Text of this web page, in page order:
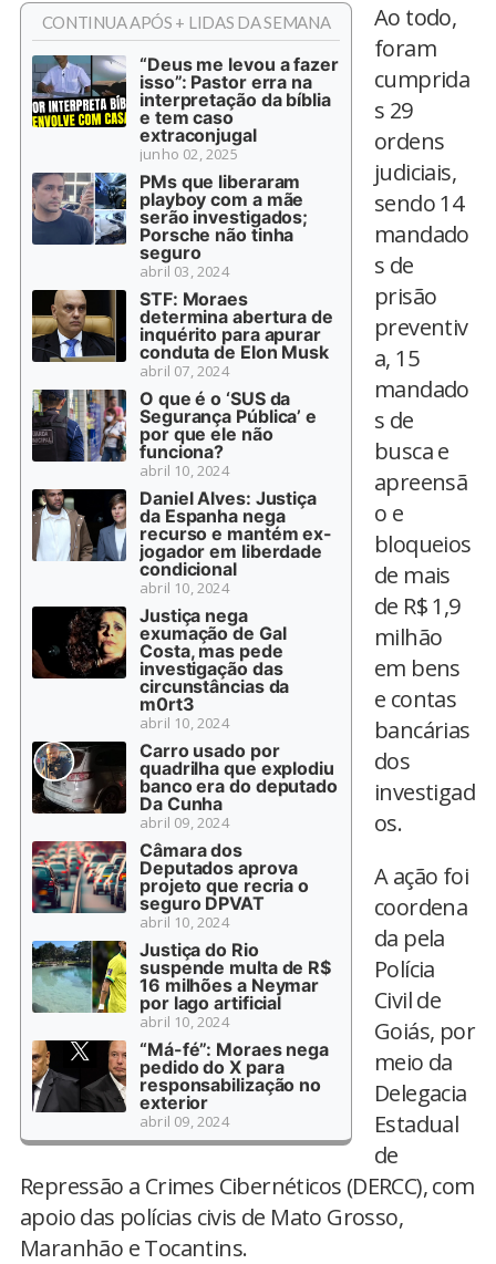
CONTINUA APÓS + LIDAS DA SEMANA
“Deus me levou a fazer
isso”: Pastor erra na
interpretação da bíblia
e tem caso
extraconjugal
junho 02, 2025
PMs que liberaram
playboy com a mãe
serão investigados;
Porsche não tinha
seguro
abril 03, 2024
STF: Moraes
determina abertura de
inquérito para apurar
conduta de Elon Musk
abril 07, 2024
O que é o ‘SUS da
Segurança Pública’ e
por que ele não
funciona?
abril 10, 2024
Daniel Alves: Justiça
da Espanha nega
recurso e mantém ex-
jogador em liberdade
condicional
abril 10, 2024
Justiça nega
exumação de Gal
Costa, mas pede
investigação das
circunstâncias da
m0rt3
abril 10, 2024
Carro usado por
quadrilha que explodiu
banco era do deputado
Da Cunha
abril 09, 2024
Câmara dos
Deputados aprova
projeto que recria o
seguro DPVAT
abril 10, 2024
Justiça do Rio
suspende multa de R$
16 milhões a Neymar
por lago artificial
abril 10, 2024
“Má-fé”: Moraes nega
pedido do X para
responsabilização no
exterior
abril 09, 2024
Ao todo,
foram
cumprida
s 29
ordens
judiciais,
sendo 14
mandado
s de
prisão
preventiv
a, 15
mandado
s de
busca e
apreensã
o e
bloqueios
de mais
de R$ 1,9
milhão
em bens
e contas
bancárias
dos
investigad
os.
A ação foi
coordena
da pela
Polícia
Civil de
Goiás, por
meio da
Delegacia
Estadual
de
Repressão a Crimes Cibernéticos (DERCC), com
apoio das polícias civis de Mato Grosso,
Maranhão e Tocantins.